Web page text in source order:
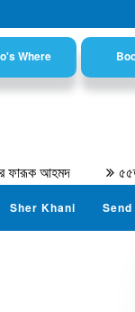
Where
৫৫তম
Sher Khani